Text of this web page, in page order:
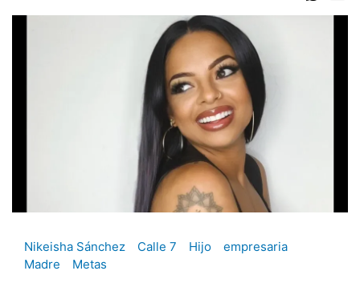
Nikeisha Sánchez Calle 7 Hijo
empresaria
Madre
Metas